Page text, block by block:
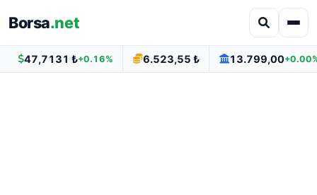
Borsa.net
47,7131 ₺+0.16% 6.523,55 ₺ 13.799,00